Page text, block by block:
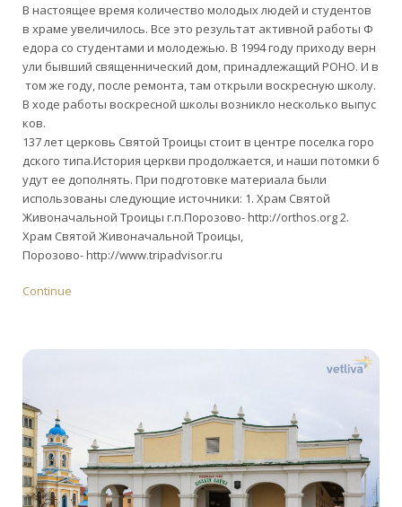
В настоящее время количество молодых людей и студентов
в храме увеличилось. Все это результат активной работы Ф
едора со студентами и молодежью. В 1994 году приходу верн
ули бывший священнический дом, принадлежащий РОНО. И в
том же году, после ремонта, там открыли воскресную школу.
В ходе работы воскресной школы возникло несколько выпус
ков.
137 лет церковь Святой Троицы стоит в центре поселка горо
дского типа.История церкви продолжается, и наши потомки б
удут ее дополнять. При подготовке материала были
использованы следующие источники: 1. Храм Святой
Живоначальной Троицы г.п.Порозово- http://orthos.org 2.
Храм Святой Живоначальной Троицы,
Порозово- http://www.tripadvisor.ru
Continue